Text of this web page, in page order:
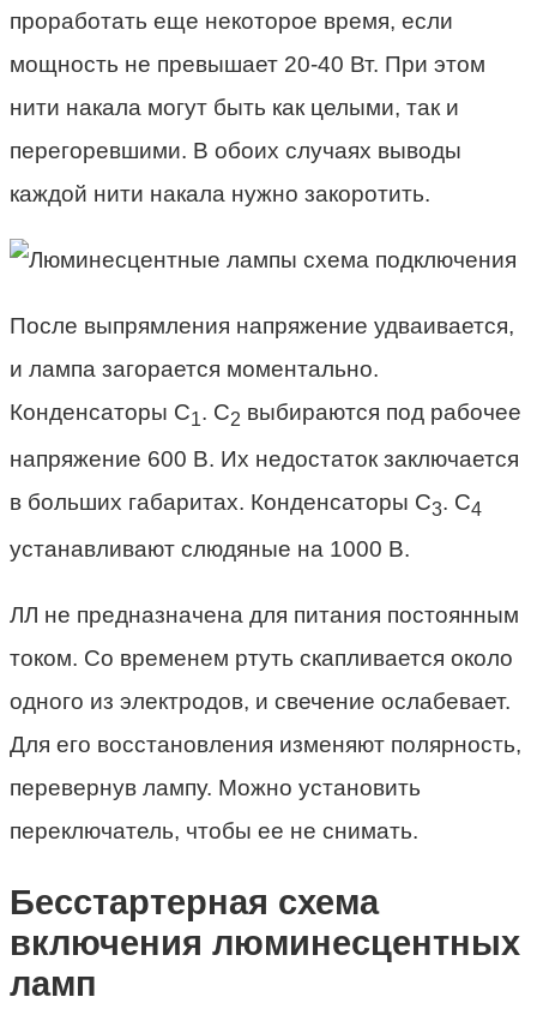
проработать еще некоторое время, если
мощность не превышает 20-40 Вт. При этом
нити накала могут быть как целыми, так и
перегоревшими. В обоих случаях выводы
каждой нити накала нужно закоротить.
После выпрямления напряжение удваивается,
и лампа загорается моментально.
Конденсаторы С1. С2 выбираются под рабочее
напряжение 600 В. Их недостаток заключается
в больших габаритах. Конденсаторы С3. С4
устанавливают слюдяные на 1000 В.
ЛЛ не предназначена для питания постоянным
током. Со временем ртуть скапливается около
одного из электродов, и свечение ослабевает.
Для его восстановления изменяют полярность,
перевернув лампу. Можно установить
переключатель, чтобы ее не снимать.
Бесстартерная схема
включения люминесцентных
ламп